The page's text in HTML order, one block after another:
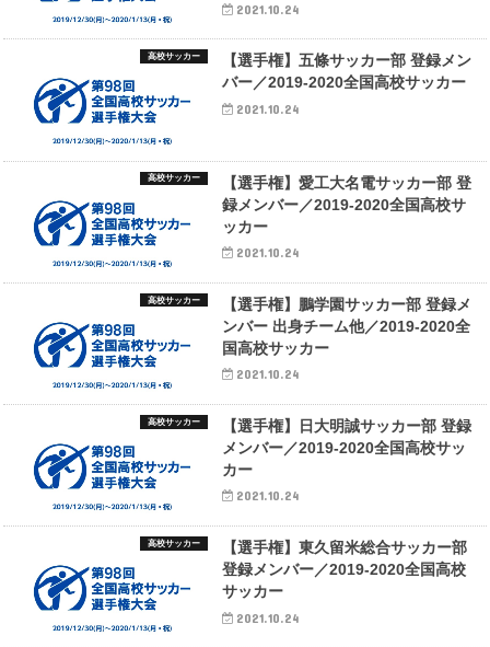
2021.10.24
高校サッカー
【選手権】五條サッカー部 登録メン
バー／2019-2020全国高校サッカー
2021.10.24
高校サッカー
【選手権】愛工大名電サッカー部 登
録メンバー／2019-2020全国高校サ
ッカー
2021.10.24
高校サッカー
【選手権】鵬学園サッカー部 登録メ
ンバー 出身チーム他／2019-2020全
国高校サッカー
2021.10.24
高校サッカー
【選手権】日大明誠サッカー部 登録
メンバー／2019-2020全国高校サッ
カー
2021.10.24
高校サッカー
【選手権】東久留米総合サッカー部
登録メンバー／2019-2020全国高校
サッカー
2021.10.24